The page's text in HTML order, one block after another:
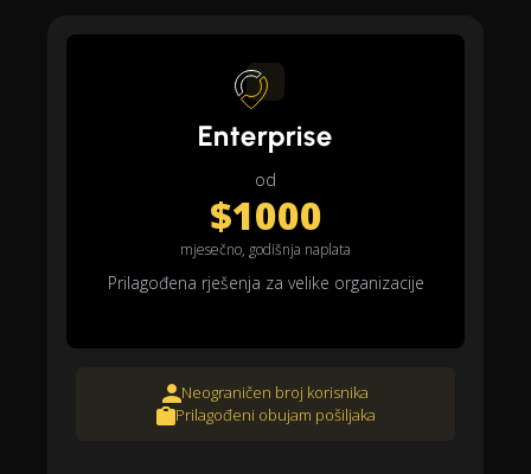
Enterprise
od
$1000
mjesečno, godišnja naplata
Prilagođena rješenja za velike organizacije
Neograničen broj korisnika
Prilagođeni obujam pošiljaka